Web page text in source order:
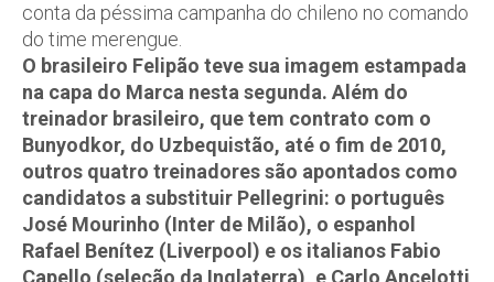
conta da péssima campanha do chileno no comando
do time merengue.
O brasileiro Felipão teve sua imagem estampada
na capa do Marca nesta segunda. Além do
treinador brasileiro, que tem contrato com o
Bunyodkor, do Uzbequistão, até o fim de 2010,
outros quatro treinadores são apontados como
candidatos a substituir Pellegrini: o português
José Mourinho (Inter de Milão), o espanhol
Rafael Benítez (Liverpool) e os italianos Fabio
Capello (seleção da Inglaterra), e Carlo Ancelotti